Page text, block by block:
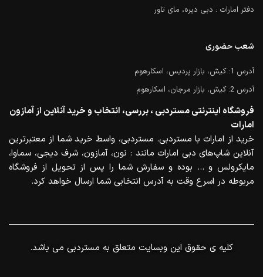
دفتر امارات : دبی دیره، مای تاور
شعب حضوری
آدرس 1: کیش، بازار پردیس، اسکارهوم
آدرس 2: کیش، بازار مرجان، اسکارهوم
فروشگاه اینترنتی مستردبی ، بررسی، انتخاب و خرید آنلاین از آمازون
امارات
خرید از امارات با مستردبی. مستردبی، واسط خرید شما از معتبرترین
آنلاین شاپ‌های دبی امارات مانند : نون، آمازون، شرف دیجی، سماوا،
مایکرولس و … بوده و سفارش شما را پس از تحویل از فروشگاه
مربوطه در اسرع وقت به آدرس انتخابی شما ارسال خواهد کرد.
.کلیه ی حقوق این وبسایت متعلق به مستردبی می باشد